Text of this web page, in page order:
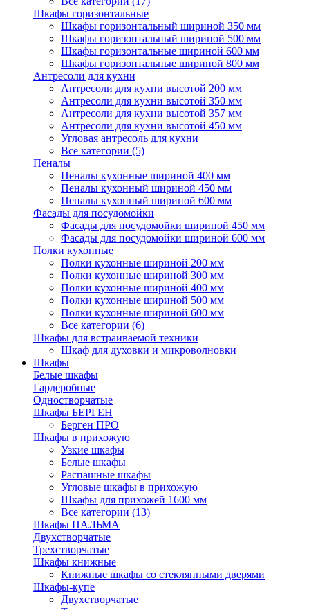
Шкафы горизонтальные
Шкафы горизонтальный шириной 350 мм
Шкафы горизонтальный шириной 500 мм
Шкафы горизонтальные шириной 600 мм
Шкафы горизонтальные шириной 800 мм
Антресоли для кухни
Антресоли для кухни высотой 200 мм
Антресоли для кухни высотой 350 мм
Антресоли для кухни высотой 357 мм
Антресоли для кухни высотой 450 мм
Угловая антресоль для кухни
Все категории (5)
Пеналы
Пеналы кухонные шириной 400 мм
Пеналы кухонный шириной 450 мм
Пеналы кухонный шириной 600 мм
Фасады для посудомойки
Фасады для посудомойки шириной 450 мм
Фасады для посудомойки шириной 600 мм
Полки кухонные
Полки кухонные шириной 200 мм
Полки кухонные шириной 300 мм
Полки кухонные шириной 400 мм
Полки кухонные шириной 500 мм
Полки кухонные шириной 600 мм
Все категории (6)
Шкафы для встраиваемой техники
Шкаф для духовки и микроволновки
Шкафы
Белые шкафы
Гардеробные
Одностворчатые
Шкафы БЕРГЕН
Берген ПРО
Шкафы в прихожую
Узкие шкафы
Белые шкафы
Распашные шкафы
Угловые шкафы в прихожую
Шкафы для прихожей 1600 мм
Все категории (13)
Шкафы ПАЛЬМА
Двухстворчатые
Трехстворчатые
Шкафы книжные
Книжные шкафы со стеклянными дверями
Шкафы-купе
Двухстворчатые